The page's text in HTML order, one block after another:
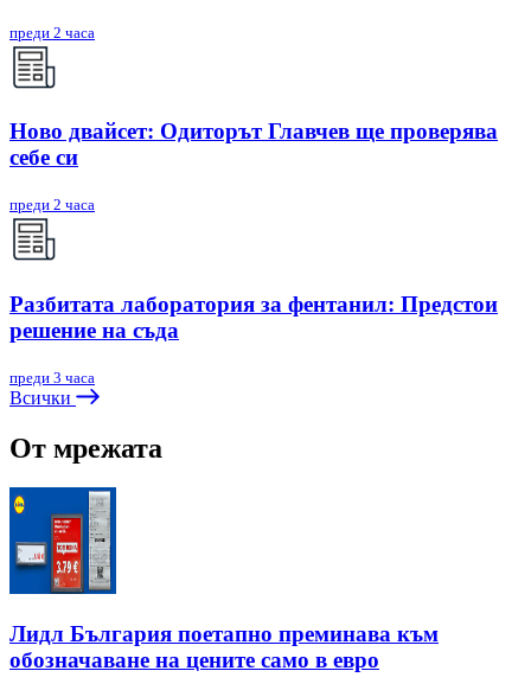
преди 2 часа
Ново двайсет: Одиторът Главчев ще проверява
себе си
преди 2 часа
Разбитата лаборатория за фентанил: Предстои
решение на съда
преди 3 часа
Всички
От мрежата
Лидл България поетапно преминава към
обозначаване на цените само в евро